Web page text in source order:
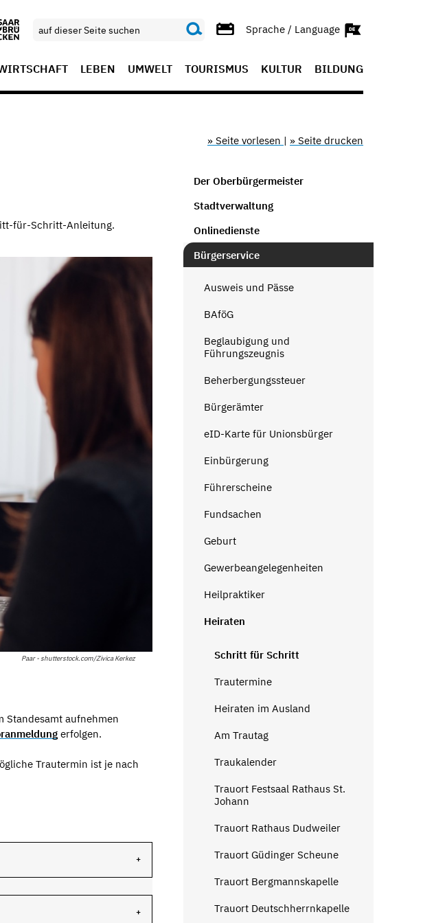
Sprache / Language
LEBEN UMWELT TOURISMUS KULTUR BILDUNG
» Seite vorlesen | » Seite drucken
für-Schritt-Anleitung.
Paar - shutterstock.com/Zivica Kerkez
Standesamt aufnehmen
erfolgen.
Trautermin ist je nach
Der Oberbürgermeister
Stadtverwaltung
Onlinedienste
Bürgerservice
Ausweis und Pässe
BAföG
Beglaubigung und
Führungszeugnis
Beherbergungssteuer
Bürgerämter
eID-Karte für Unionsbürger
Einbürgerung
Führerscheine
Fundsachen
Geburt
Gewerbeangelegenheiten
Heilpraktiker
Heiraten
Schritt für Schritt
Trautermine
Heiraten im Ausland
Am Trautag
Traukalender
Trauort Festsaal Rathaus St.
Johann
Trauort Rathaus Dudweiler
Trauort Güdinger Scheune
Trauort Bergmannskapelle
Trauort Deutschherrnkapelle